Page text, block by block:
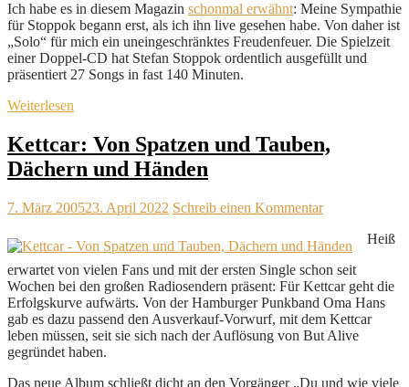
Ich habe es in diesem Magazin schonmal erwähnt: Meine Sympathie
für Stoppok begann erst, als ich ihn live gesehen habe. Von daher ist
„Solo“ für mich ein uneingeschränktes Freudenfeuer. Die Spielzeit
einer Doppel-CD hat Stefan Stoppok ordentlich ausgefüllt und
präsentiert 27 Songs in fast 140 Minuten.
Weiterlesen
Kettcar: Von Spatzen und Tauben,
Dächern und Händen
7. März 200523. April 2022 Schreib einen Kommentar
Heiß
erwartet von vielen Fans und mit der ersten Single schon seit
Wochen bei den großen Radiosendern präsent: Für Kettcar geht die
Erfolgskurve aufwärts. Von der Hamburger Punkband Oma Hans
gab es dazu passend den Ausverkauf-Vorwurf, mit dem Kettcar
leben müssen, seit sie sich nach der Auflösung von But Alive
gegründet haben.
Das neue Album schließt dicht an den Vorgänger „Du und wie viele